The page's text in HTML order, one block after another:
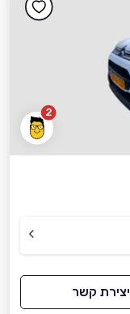
2
יצירת קשר